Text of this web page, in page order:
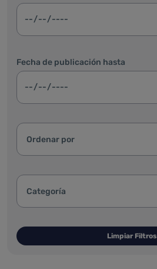
Fecha de publicación hasta
Ordenar resultados:
Categoría de la noticia:
Limpiar Filtros